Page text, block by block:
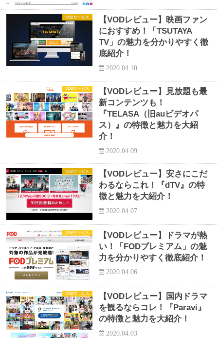
VODサービス
【VODレビュー】映画ファン
におすすめ！「TSUTAYA
TV」の魅力を分かりやすく徹
底紹介！
2020.04.10
VODサービス
【VODレビュー】見放題も最
新コンテンツも！
『TELASA（旧auビデオパ
ス）』の特徴と魅力を大紹
介！
2020.04.09
VODサービス
【VODレビュー】安さにこだ
わるならこれ！『dTV』の特
徴と魅力を大紹介！
2020.04.07
VODサービス
【VODレビュー】ドラマが熱
い！「FODプレミアム」の魅
力を分かりやすく徹底紹介！
2020.04.06
VODサービス
【VODレビュー】国内ドラマ
を観るならコレ！『Paravi』
の特徴と魅力を大紹介！
2020.04.03